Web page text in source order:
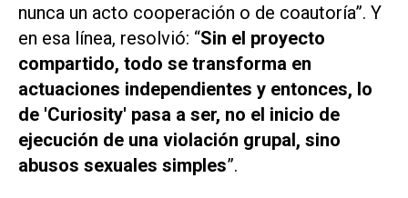
nunca un acto cooperación o de coautoría”. Y
en esa línea, resolvió: “Sin el proyecto
compartido, todo se transforma en
actuaciones independientes y entonces, lo
de 'Curiosity' pasa a ser, no el inicio de
ejecución de una violación grupal, sino
abusos sexuales simples”.